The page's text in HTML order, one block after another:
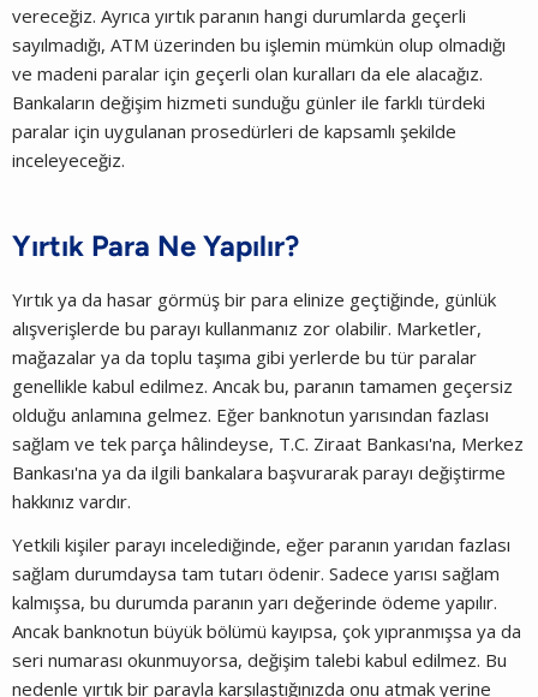
vereceğiz. Ayrıca yırtık paranın hangi durumlarda geçerli
sayılmadığı, ATM üzerinden bu işlemin mümkün olup olmadığı
ve madeni paralar için geçerli olan kuralları da ele alacağız.
Bankaların değişim hizmeti sunduğu günler ile farklı türdeki
paralar için uygulanan prosedürleri de kapsamlı şekilde
inceleyeceğiz.
Yırtık Para Ne Yapılır?
Yırtık ya da hasar görmüş bir para elinize geçtiğinde, günlük
alışverişlerde bu parayı kullanmanız zor olabilir. Marketler,
mağazalar ya da toplu taşıma gibi yerlerde bu tür paralar
genellikle kabul edilmez. Ancak bu, paranın tamamen geçersiz
olduğu anlamına gelmez. Eğer banknotun yarısından fazlası
sağlam ve tek parça hâlindeyse, T.C. Ziraat Bankası'na, Merkez
Bankası'na ya da ilgili bankalara başvurarak parayı değiştirme
hakkınız vardır.
Yetkili kişiler parayı incelediğinde, eğer paranın yarıdan fazlası
sağlam durumdaysa tam tutarı ödenir. Sadece yarısı sağlam
kalmışsa, bu durumda paranın yarı değerinde ödeme yapılır.
Ancak banknotun büyük bölümü kayıpsa, çok yıpranmışsa ya da
seri numarası okunmuyorsa, değişim talebi kabul edilmez. Bu
nedenle yırtık bir parayla karşılaştığınızda onu atmak yerine